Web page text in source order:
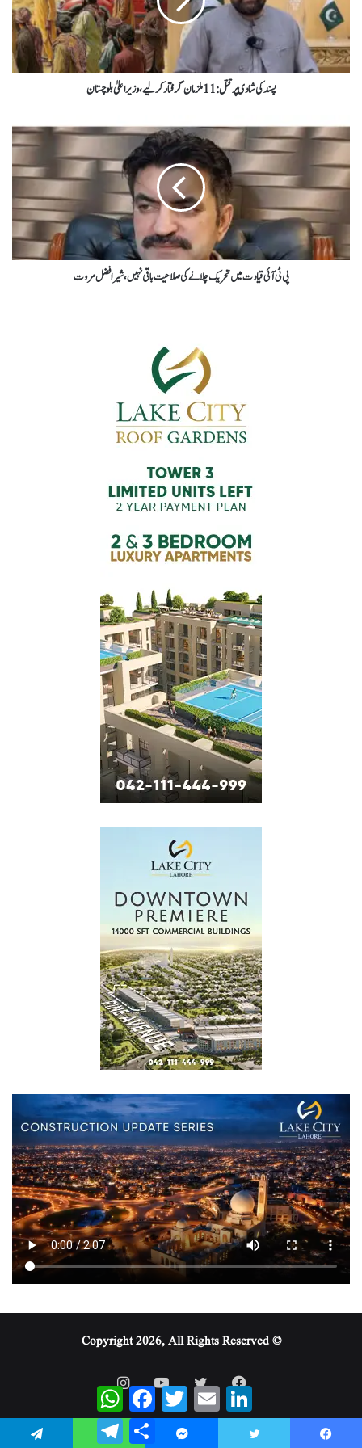
پسند کی شادی پر قتل: 11 ملزمان گرفتار کرلیے، وزیر اعلیٰ بلوچستان
پی ٹی آئی قیادت میں تحریک چلانے کی صلاحیت باقی نہیں ، شیر افضل مروت
© Copyright 2026, All Rights Reserved
WhatsAppFacebookTwitterEmail
LinkedIn
TelegramShare